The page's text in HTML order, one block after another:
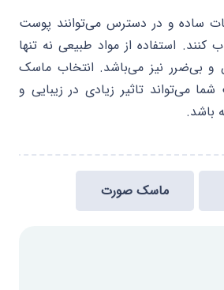
ساده و در دسترس می‌توانند پوست
کنند. استفاده از مواد طبیعی نه تنها
و بی‌ضرر نیز می‌باشد. انتخاب ماسک
می‌تواند تاثیر زیادی در زیبایی و
باشد.
ماسک صورت